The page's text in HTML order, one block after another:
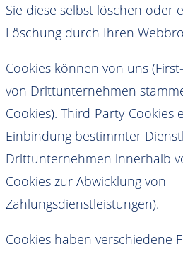
Sie diese selbst löschen oder
Löschung durch Ihren
Cookies können von uns
von Drittunternehmen
Cookies). Third-Party-Cookies
Einbindung bestimmter
Drittunternehmen innerhalb
Cookies zur Abwicklung von
Zahlungsdienstleistungen).
Cookies haben verschiedene